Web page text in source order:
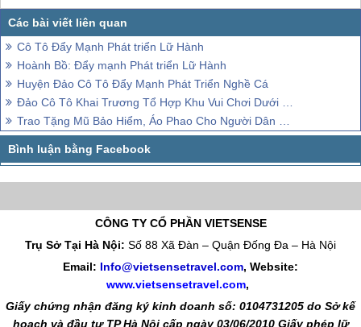
Cô Tô Đẩy Mạnh Phát triển Lữ Hành
Hoành Bồ: Đẩy mạnh Phát triển Lữ Hành
Huyện Đảo Cô Tô Đẩy Mạnh Phát Triển Nghề Cá
Đảo Cô Tô Khai Trương Tổ Hợp Khu Vui Chơi Dưới Nước
Trao Tặng Mũ Bảo Hiểm, Áo Phao Cho Người Dân Cô Tô
CÔNG TY CỔ PHẦN VIETSENSE
Trụ Sở Tại Hà Nội: Số 88 Xã Đàn – Quận Đống Đa – Hà Nội
Email: Info@vietsensetravel.com, Website:
www.vietsensetravel.com,
Giấy chứng nhận đăng ký kinh doanh số: 0104731205 do Sở kế
hoạch và đầu tư TP Hà Nội cấp ngày 03/06/2010 Giấy phép lữ